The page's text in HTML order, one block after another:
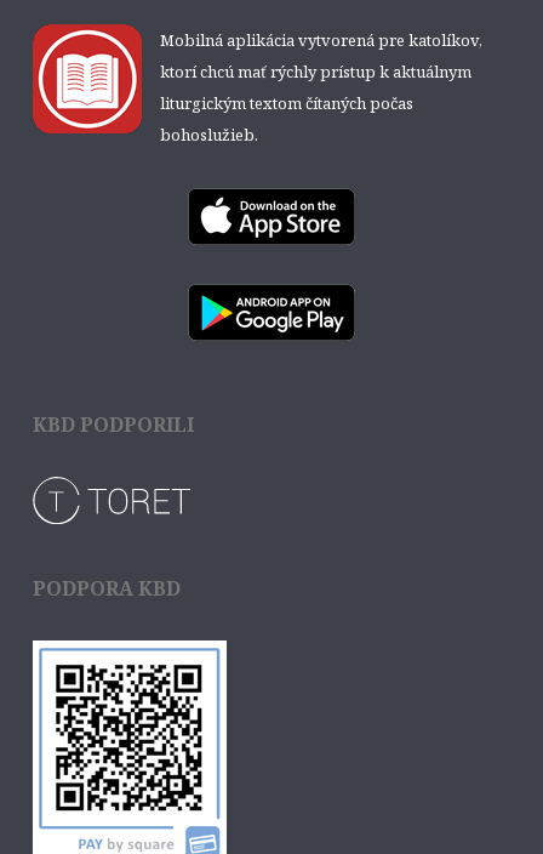
Mobilná aplikácia vytvorená pre katolíkov,
ktorí chcú mať rýchly prístup k aktuálnym
liturgickým textom čítaných počas
bohoslužieb.
KBD PODPORILI
PODPORA KBD